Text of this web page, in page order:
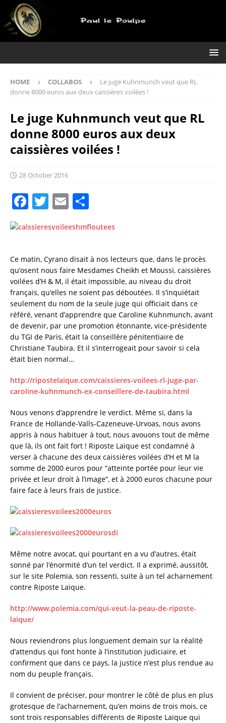
HOME COLLABOS
Le juge Kuhnmunch veut que RL
donne 8000 euros aux deux caissières voilées !
Le juge Kuhnmunch veut que RL
donne 8000 euros aux deux
caissières voilées !
28 October 2016
F
c
b
o
o
k
T
it
r
E
ai a
Ce matin, Cyrano disait à nos lecteurs que, dans le procès
qu’osent nous faire Mesdames Cheikh et Moussi, caissières
voilées d’H & M, il était impossible, au niveau du droit
français, qu’elles ne soient pas déboutées. Il s’inquiétait
seulement du nom de la seule juge qui officiait dans ce
référé, venant d’apprendre que Caroline Kuhnmunch, avant
de devenir, par une promotion étonnante, vice-présidente
du TGI de Paris, était la conseillère pénitentiaire de
Christiane Taubira. Et il s’interrogeait pour savoir si cela
était bien normal…
http://ripostelaique.com/caissieres-voilees-rl-juge-par-
caroline-kuhnmunch-ex-conseillere-de-taubira.html
Nous venons d’apprendre le verdict. Même si, dans la
France de Hollande-Valls-Cazeneuve-Urvoas, nous avons
appris à nous habituer à tout, nous avouons tout de même
que là, ils ont fait fort ! Riposte Laïque est condamné à
verser à chacune des deux caissières voilées d’H et M la
somme de 2000 euros pour “atteinte portée pour leur vie
privée et leur droit à l’image”, et à 2000 euros chacune pour
faire face à leurs frais de justice.
Même notre avocat, qui pourtant en a vu d’autres, était
sonné par l’énormité d’un tel verdict. Il a exprimé, aussitôt,
sur le site Polemia, son ressenti, suite à un tel acharnement
contre Riposte Laïque.
http://www.polemia.com/qui-veut-la-peau-de-riposte-
laique/
Nous reviendrons plus longuement demain sur la réalité
d’attendus qui font honte à l’institution judiciaire, et
confirment que dans ce pays, la justice n’est plus rendue au
nom du peuple français.
Il convient de préciser, pour montrer le côté de plus en plus
grotesque de l’acharnement, qu’en moins de trois mois, ce
sont trois responsables différents de Riposte Laïque qui